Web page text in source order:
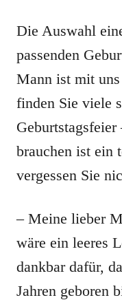
Die Auswahl
passenden
Mann ist mit
finden Sie viele
brauchen ist ein
vergessen Sie
– Meine lieber
wäre ein leeres
dankbar dafür,
Jahren geboren